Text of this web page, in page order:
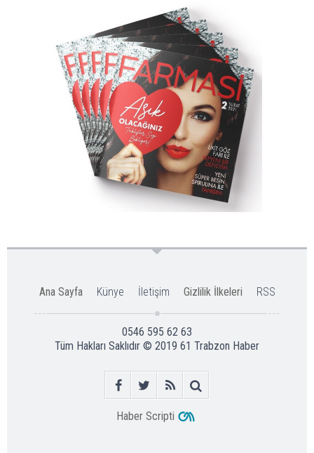
Ana Sayfa Künye İletişim Gizlilik İlkeleri RSS
0546 595 62 63
Tüm Hakları Saklıdır © 2019 61 Trabzon Haber
Haber Scripti